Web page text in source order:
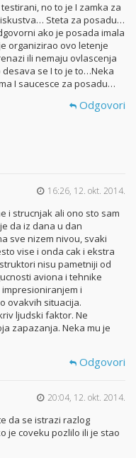
no to je I zamka za
Steta za posadu…
ako je posada imala
organizirao ovo letenje
ili nemaju ovlascenja
se I to je to…Neka
I saucesce za posadu…
Odgovori
16:26, 12. okt. 2014.
i strucnjak ali ono sto sam
da iz dana u dan
sve nizem nivou, svaki
vise i onda cak i ekstra
nisu pametniji od
aviona i tehnike
i
ovakvih situacija.
ljudski faktor. Ne
zapazanja. Neka mu je
Odgovori
20:04, 12. okt. 2014.
da se istrazi razlog
je coveku pozlilo ili je stao